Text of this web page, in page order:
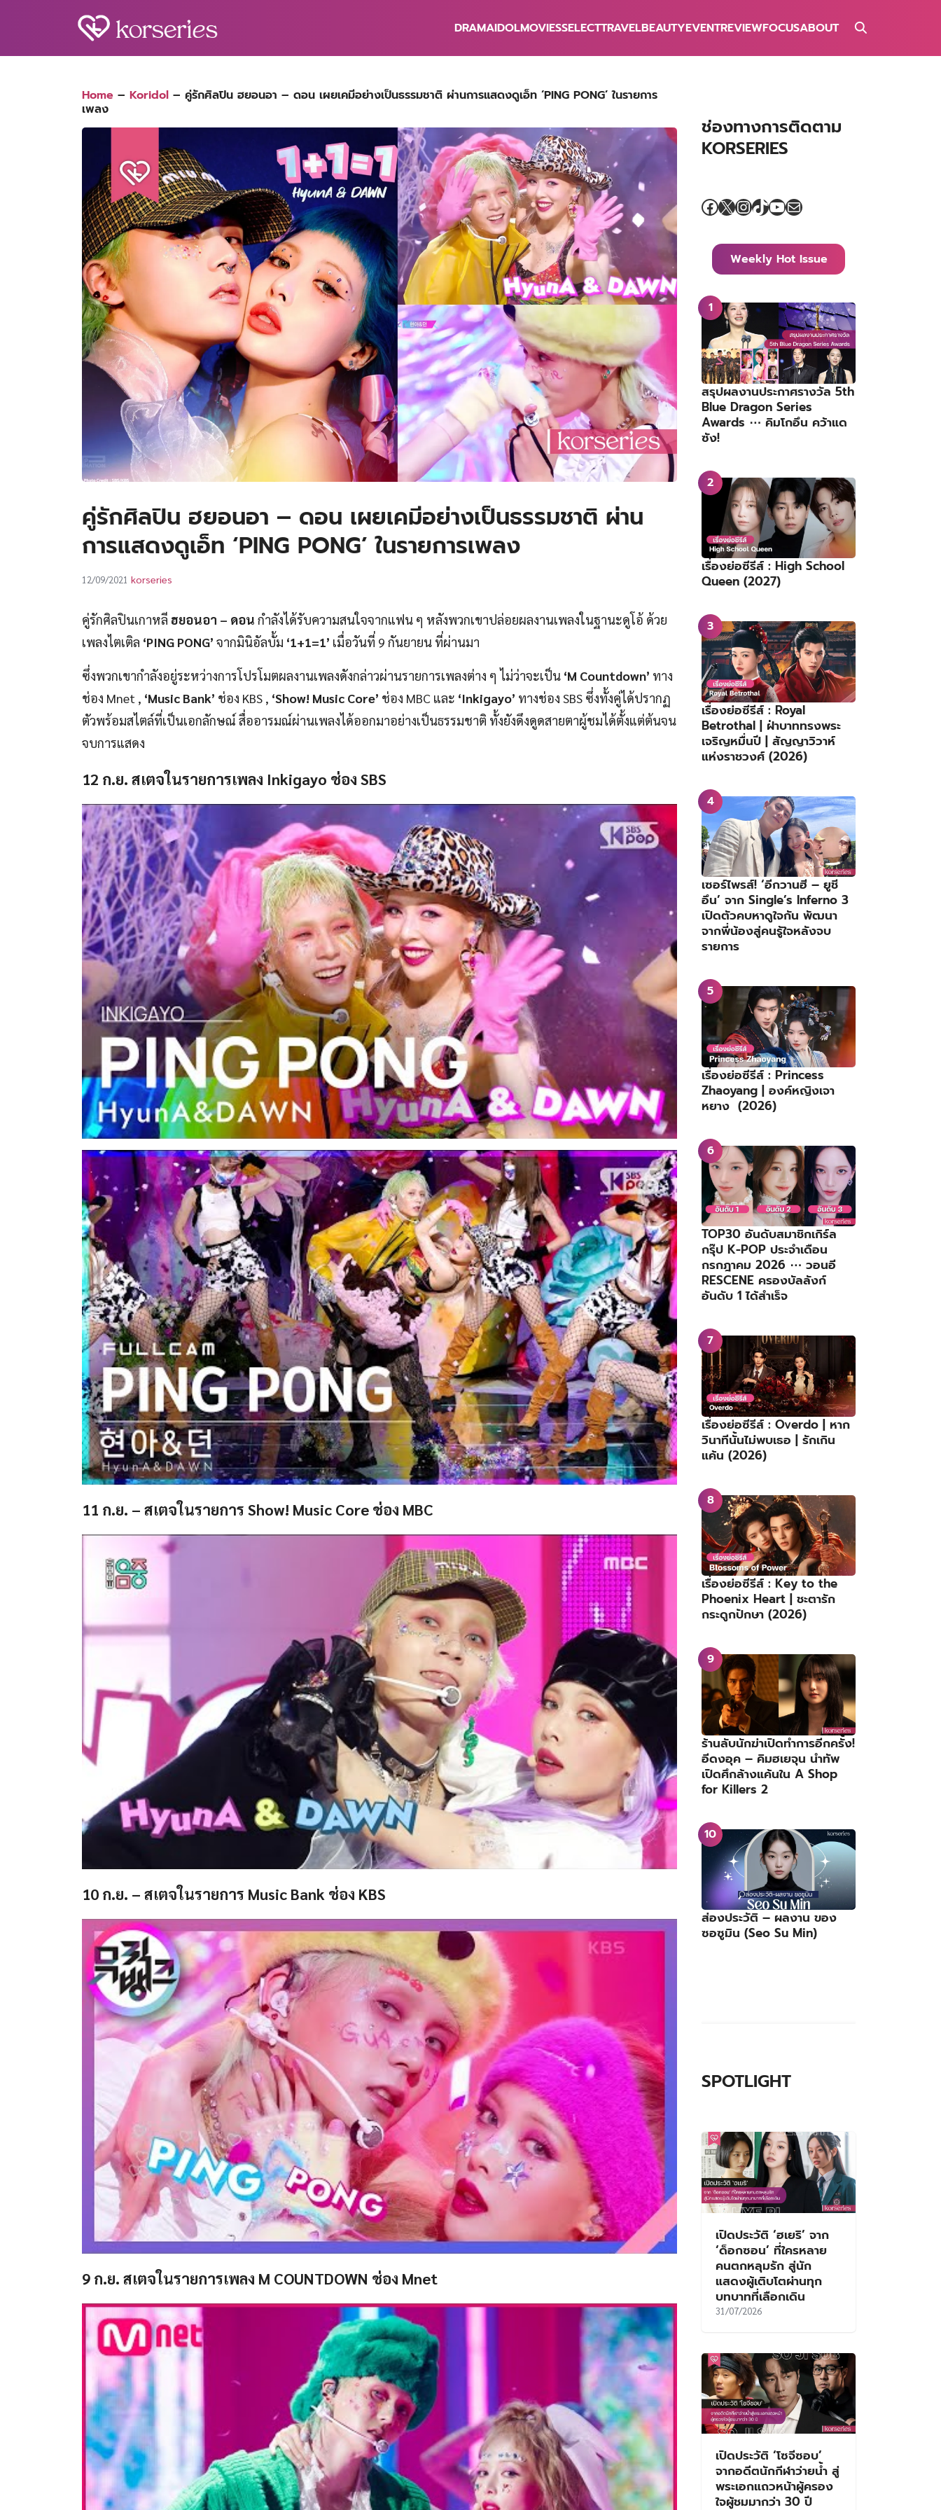
DRAMAIDOLMOVIESSELECTTRAVELBEAUTYEVENTREVIEWFOCUSABOUT
Home – Koridol – คู่รักศิลปิน ฮยอนอา – ดอน เผยเคมีอย่างเป็นธรรมชาติ ผ่านการแสดงดูเอ็ท ‘PING PONG’ ในรายการ
เพลง
คู่รักศิลปิน ฮยอนอา – ดอน เผยเคมีอย่างเป็นธรรมชาติ ผ่าน
การแสดงดูเอ็ท ‘PING PONG’ ในรายการเพลง
12/09/2021 korseries
คู่รักศิลปินเกาหลี ฮยอนอา – ดอน กำลังได้รับความสนใจจากแฟน ๆ หลังพวกเขาปล่อยผลงานเพลงในฐานะดูโอ้ ด้วย
เพลงไตเติล ‘PING PONG’ จากมินิอัลบั้ม ‘1+1=1’ เมื่อวันที่ 9 กันยายน ที่ผ่านมา
ซึ่งพวกเขากำลังอยู่ระหว่างการโปรโมตผลงานเพลงดังกล่าวผ่านรายการเพลงต่าง ๆ ไม่ว่าจะเป็น ‘M Countdown’ ทาง
ช่อง Mnet , ‘Music Bank’ ช่อง KBS , ‘Show! Music Core’ ช่อง MBC และ ‘Inkigayo’ ทางช่อง SBS ซึ่งทั้งคู่ได้ปรากฏ
ตัวพร้อมสไตล์ที่เป็นเอกลักษณ์ สื่ออารมณ์ผ่านเพลงได้ออกมาอย่างเป็นธรรมชาติ ทั้งยังดึงดูดสายตาผู้ชมได้ตั้งแต่ต้นจน
จบการแสดง
12 ก.ย. สเตจในรายการเพลง Inkigayo ช่อง SBS
11 ก.ย. – สเตจในรายการ Show! Music Core ช่อง MBC
10 ก.ย. – สเตจในรายการ Music Bank ช่อง KBS
9 ก.ย. สเตจในรายการเพลง M COUNTDOWN ช่อง Mnet
ช่องทางการติดตาม
KORSERIES
Facebook
X Instagram
TikTok
YouTube
Mail
Weekly Hot Issue
สรุปผลงานประกาศรางวัล 5th
Blue Dragon Series
Awards ⋯ คิมโกอึน คว้าแด
ซัง!
เรื่องย่อซีรีส์ : High School
Queen (2027)
เรื่องย่อซีรีส์ : Royal
Betrothal | ฝ่าบาททรงพระ
เจริญหมื่นปี | สัญญาวิวาห์
แห่งราชวงศ์ (2026)
เซอร์ไพรส์! ‘อีกวานฮี – ยูชี
อึน’ จาก Single’s Inferno 3
เปิดตัวคบหาดูใจกัน พัฒนา
จากพี่น้องสู่คนรู้ใจหลังจบ
รายการ
เรื่องย่อซีรีส์ : Princess
Zhaoyang | องค์หญิงเจา
หยาง (2026)
TOP30 อันดับสมาชิกเกิร์ล
กรุ๊ป K-POP ประจำเดือน
กรกฎาคม 2026 ⋯ วอนอี
RESCENE ครองบัลลังก์
อันดับ 1 ได้สำเร็จ
เรื่องย่อซีรีส์ : Overdo | หาก
วินาทีนั้นไม่พบเธอ | รักเกิน
แค้น (2026)
เรื่องย่อซีรีส์ : Key to the
Phoenix Heart | ชะตารัก
กระดูกปักษา (2026)
ร้านลับนักฆ่าเปิดทำการอีกครั้ง!
อีดงอุค – คิมฮเยจุน นำทัพ
เปิดศึกล้างแค้นใน A Shop
for Killers 2
ส่องประวัติ – ผลงาน ของ
ซอซูมิน (Seo Su Min)
SPOTLIGHT
เปิดประวัติ ‘ฮเยริ’ จาก
‘ด็อกซอน’ ที่ใครหลาย
คนตกหลุมรัก สู่นัก
แสดงผู้เติบโตผ่านทุก
บทบาทที่เลือกเดิน
31/07/2026
เปิดประวัติ ‘โซจีซอบ’
จากอดีตนักกีฬาว่ายน้ำ สู่
พระเอกแถวหน้าผู้ครอง
ใจผู้ชมมากว่า 30 ปี